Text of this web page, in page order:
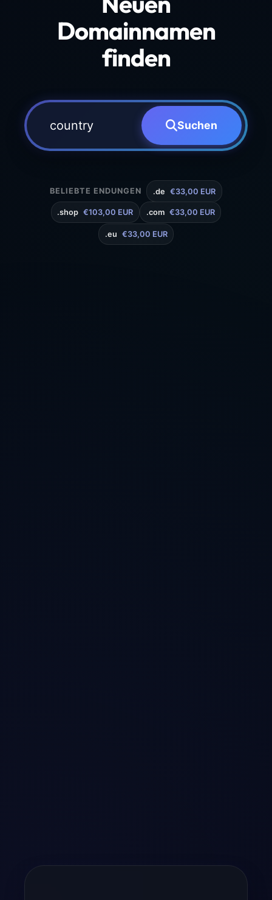
Domainnamen
finden
Suchen
BELIEBTE ENDUNGEN .de €33,00 EUR
.shop €103,00 EUR .com €33,00 EUR
.eu €33,00 EUR